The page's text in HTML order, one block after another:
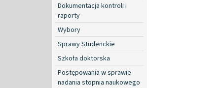
Dokumentacja kontroli i
raporty
Wybory
Sprawy Studenckie
Szkoła doktorska
Postępowania w sprawie
nadania stopnia naukowego